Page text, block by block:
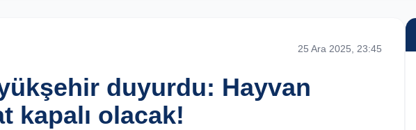
25 Ara 2025, 23:45
duyurdu: Hayvan
kapalı olacak!